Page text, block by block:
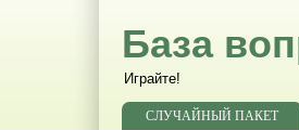
База
Играйте!
СЛУЧАЙНЫЙ ПАКЕТ